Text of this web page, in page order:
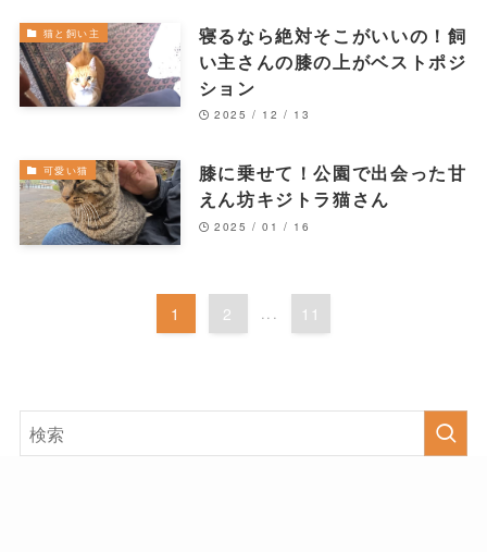
猫と飼い主
寝るなら絶対そこがいいの！飼
い主さんの膝の上がベストポジ
ション
2025 / 12 / 13
可愛い猫
膝に乗せて！公園で出会った甘
えん坊キジトラ猫さん
2025 / 01 / 16
1 2 ... 11